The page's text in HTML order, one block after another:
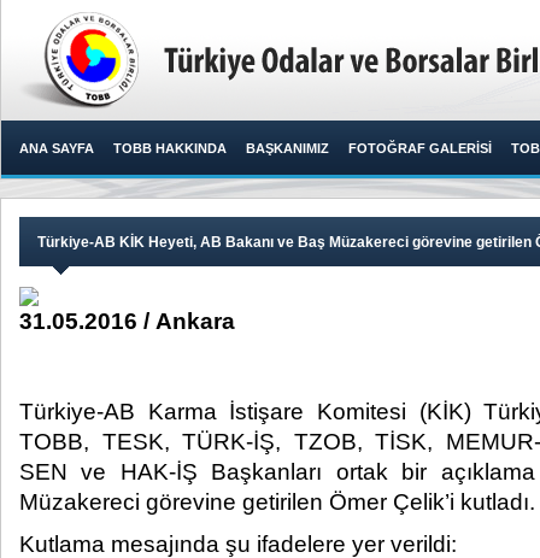
ANA SAYFA TOBB HAKKINDA BAŞKANIMIZ FOTOĞRAF GALERİSİ
Türkiye-AB KİK Heyeti, AB Bakanı ve Baş Müzakereci görevine getirilen
31.05.2016 / Ankara
Türkiye-AB Karma İstişare Komitesi (KİK)
TOBB, TESK, TÜRK-İŞ, TZOB, TİSK,
SEN ve HAK-İŞ Başkanları ortak bir
Müzakereci görevine getirilen Ömer Çelik’i kutladı.​
Kutlama mesajında şu ifadelere yer verildi: